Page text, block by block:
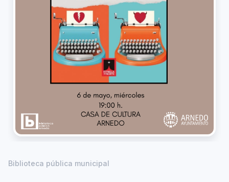
Biblioteca pública municipal